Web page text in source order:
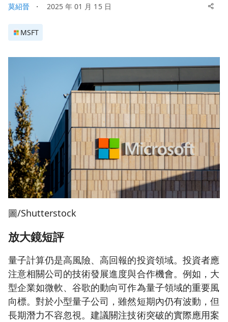
莫紹晉 ・ 2025 年 01 月 15 日
MSFT
圖/Shutterstock
放大鏡短評
量子計算仍是高風險、高回報的投資領域。投資者應
注意相關公司的技術發展進度與合作機會。例如，大
型企業如微軟、谷歌的動向可作為量子領域的重要風
向標。對於小型量子公司，雖然短期內仍有波動，但
長期潛力不容忽視。建議關注技術突破的實際應用案